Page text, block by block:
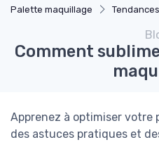
Palette maquillage
Comment
Apprenez à optimiser votre
des astuces pratiques et